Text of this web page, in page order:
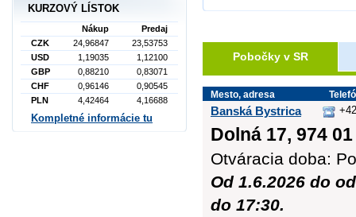
Pobočky v SR
Mesto, adresa
Banská Bystrica
Dolná 17, 974 01
Otváracia doba:
Od 1.6.2026 do
do 17:30.
KURZOVÝ LÍSTOK
Nákup
Predaj
CZK
24,96847
23,53753
USD
1,19035
1,12100
GBP
0,88210
0,83071
CHF
0,96146
0,90545
PLN
4,42464 4,16688
Kompletné informácie tu